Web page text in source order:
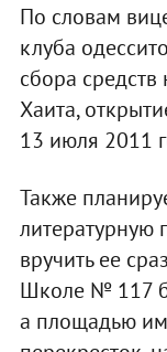
По словам
клуба
сбора
Хаита,
13 июля 2011
Также
вручить ее
Школе № 117
а площадью